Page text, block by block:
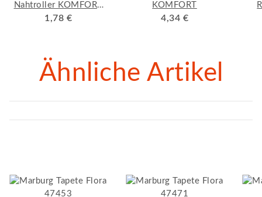
Nahtroller KOMFORT
Konische Form,
1,78 €
KOMFORT
4,34 €
Ähnliche Artikel